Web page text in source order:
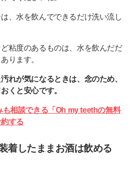
、水を飲んでできるだけ洗い流し
粘度のあるものは、水を飲んだだ
ります。
れが気になるときは、念のため、
くと安心です。
相談できる「Oh my teethの無料
する
着したままお酒は飲める